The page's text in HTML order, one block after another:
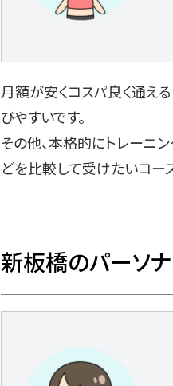
月額が安くコスパ良く通え
びやすいです。
その他、本格的にトレーニ
どを比較して受けたいコー
新板橋のパーソ